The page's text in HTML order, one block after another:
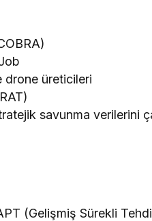
drone üreticileri
savunma verilerini
(Gelişmiş Sürekli